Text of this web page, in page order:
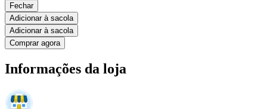
Fechar
Adicionar à sacola
Adicionar à sacola
Comprar agora
Informações da loja